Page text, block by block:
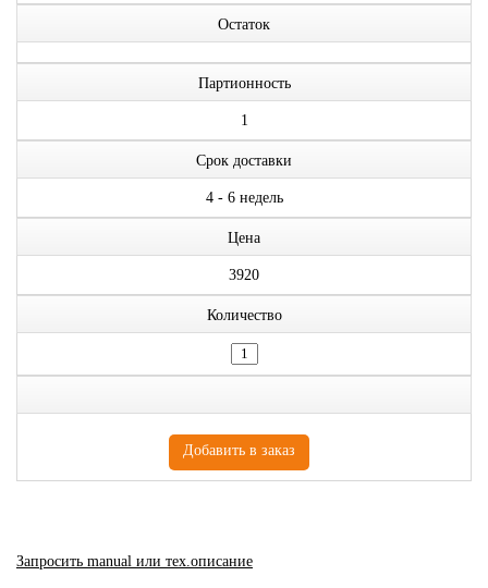
Остаток
Партионность
1
Срок доставки
4 - 6 недель
Цена
3920
Количество
Запросить manual или тех.описание